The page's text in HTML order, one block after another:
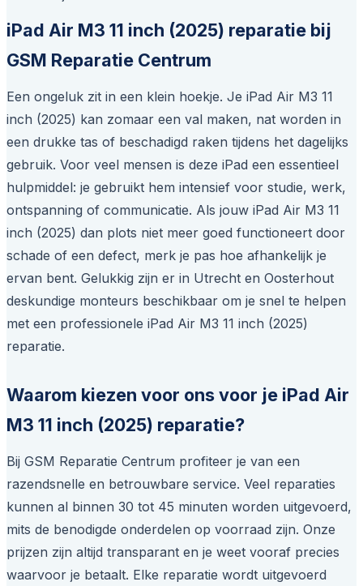
iPad Air M3 11 inch (2025) reparatie bij
GSM Reparatie Centrum
Een ongeluk zit in een klein hoekje. Je iPad Air M3 11
inch (2025) kan zomaar een val maken, nat worden in
een drukke tas of beschadigd raken tijdens het dagelijks
gebruik. Voor veel mensen is deze iPad een essentieel
hulpmiddel: je gebruikt hem intensief voor studie, werk,
ontspanning of communicatie. Als jouw iPad Air M3 11
inch (2025) dan plots niet meer goed functioneert door
schade of een defect, merk je pas hoe afhankelijk je
ervan bent. Gelukkig zijn er in Utrecht en Oosterhout
deskundige monteurs beschikbaar om je snel te helpen
met een professionele iPad Air M3 11 inch (2025)
reparatie.
Waarom kiezen voor ons voor je iPad Air
M3 11 inch (2025) reparatie?
Bij GSM Reparatie Centrum profiteer je van een
razendsnelle en betrouwbare service. Veel reparaties
kunnen al binnen 30 tot 45 minuten worden uitgevoerd,
mits de benodigde onderdelen op voorraad zijn. Onze
prijzen zijn altijd transparant en je weet vooraf precies
waarvoor je betaalt. Elke reparatie wordt uitgevoerd